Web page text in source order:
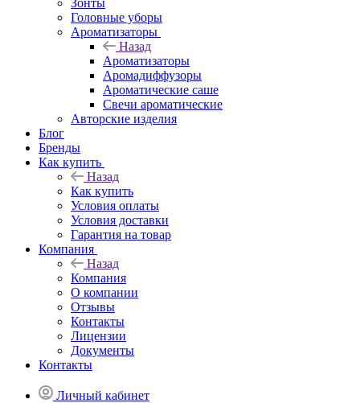
Зонты
Головные уборы
Ароматизаторы
Назад
Ароматизаторы
Аромадиффузоры
Ароматические саше
Свечи ароматические
Авторские изделия
Блог
Бренды
Как купить
Назад
Как купить
Условия оплаты
Условия доставки
Гарантия на товар
Компания
Назад
Компания
О компании
Отзывы
Контакты
Лицензии
Документы
Контакты
Личный кабинет